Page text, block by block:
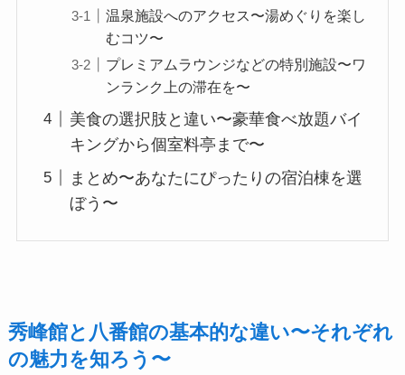
温泉施設へのアクセス〜湯めぐりを楽し
むコツ〜
プレミアムラウンジなどの特別施設〜ワ
ンランク上の滞在を〜
美食の選択肢と違い〜豪華食べ放題バイ
キングから個室料亭まで〜
まとめ〜あなたにぴったりの宿泊棟を選
ぼう〜
秀峰館と八番館の基本的な違い〜それぞれ
の魅力を知ろう〜